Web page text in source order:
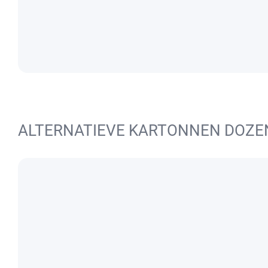
ALTERNATIEVE KARTONNEN